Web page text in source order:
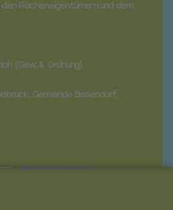
Flächeneigentümern und dem
(Gew. II. Ordnung)
Gemeinde Bissendorf,